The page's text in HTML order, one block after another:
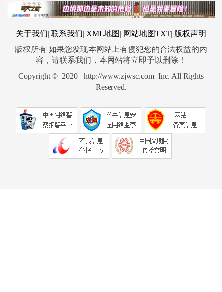
关于我们 联系我们 XML地图 网站地图TXT 版权声明
版权所有 如果您发现本网站上有侵犯您的合法权益的内
容，请联系我们，本网站将立即予以删除！
Copyright © 2020 http://www.zjwsc.com Inc. All Rights
Reserved.